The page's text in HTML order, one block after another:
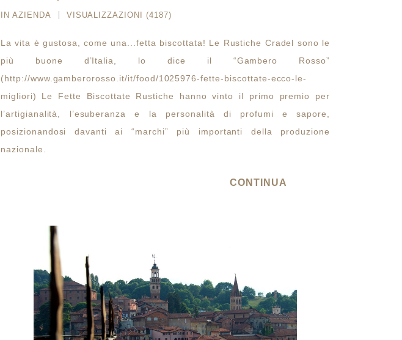
IN AZIENDA VISUALIZZAZIONI (4187)
La vita è gustosa, come una...fetta biscottata! Le Rustiche Cradel sono le
più buone d’Italia, lo dice il “Gambero Rosso”
(http://www.gamberorosso.it/it/food/1025976-fette-biscottate-ecco-le-
migliori) Le Fette Biscottate Rustiche hanno vinto il primo premio per
l’artigianalità, l’esuberanza e la personalità di profumi e sapore,
posizionandosi davanti ai “marchi” più importanti della produzione
nazionale.
CONTINUA